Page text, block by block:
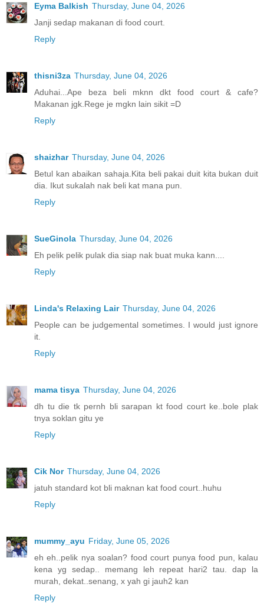
Eyma Balkish Thursday, June 04, 2026
Janji sedap makanan di food court.
Reply
thisni3za Thursday, June 04, 2026
Aduhai...Ape beza beli mknn dkt food court & cafe?
Makanan jgk.Rege je mgkn lain sikit =D
Reply
shaizhar Thursday, June 04, 2026
Betul kan abaikan sahaja.Kita beli pakai duit kita bukan duit
dia. Ikut sukalah nak beli kat mana pun.
Reply
SueGinola Thursday, June 04, 2026
Eh pelik pelik pulak dia siap nak buat muka kann....
Reply
Linda's Relaxing Lair Thursday, June 04, 2026
People can be judgemental sometimes. I would just ignore
it.
Reply
mama tisya Thursday, June 04, 2026
dh tu die tk pernh bli sarapan kt food court ke..bole plak
tnya soklan gitu ye
Reply
Cik Nor Thursday, June 04, 2026
jatuh standard kot bli maknan kat food court..huhu
Reply
mummy_ayu Friday, June 05, 2026
eh eh..pelik nya soalan? food court punya food pun, kalau
kena yg sedap.. memang leh repeat hari2 tau. dap la
murah, dekat..senang, x yah gi jauh2 kan
Reply